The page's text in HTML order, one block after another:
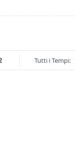
Tutti i Tempi: